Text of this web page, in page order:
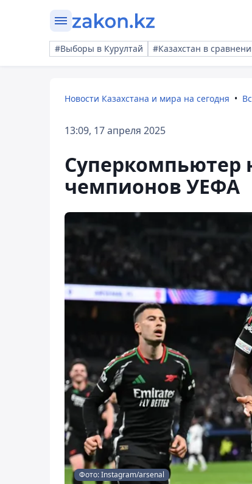
#Выборы в Курултай #Казахстан в
Новости Казахстана и мира на сегодня
13:09, 17 апреля 2025
Суперкомпьютер
чемпионов УЕФА
Фото: Instagram/arsenal